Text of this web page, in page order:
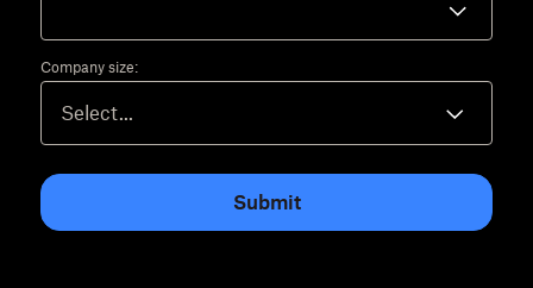
Company size:
Submit